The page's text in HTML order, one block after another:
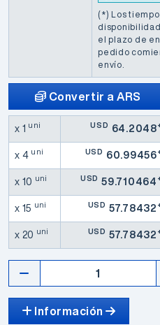
(*) Los
el plazo de
pedido
envío.
Convertir a ARS
x 1 uni USD 64.2048
x 4 uni USD 60.99456
x 10 uni USD 59.710464
x 15 uni USD 57.78432
x 20 uni USD 57.78432
Información